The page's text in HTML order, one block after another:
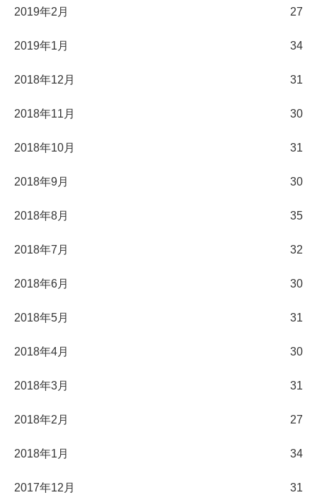
2019年2月 27
2019年1月 34
2018年12月 31
2018年11月 30
2018年10月 31
2018年9月 30
2018年8月 35
2018年7月 32
2018年6月 30
2018年5月 31
2018年4月 30
2018年3月 31
2018年2月 27
2018年1月 34
2017年12月 31